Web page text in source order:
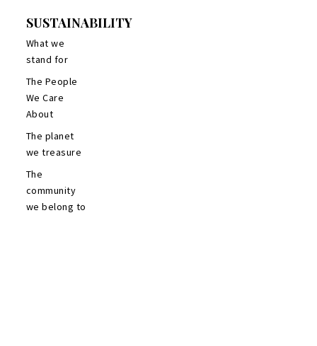
SUSTAINABILITY
What we
stand for
The People
We Care
About
The planet
we treasure
The
community
we belong to